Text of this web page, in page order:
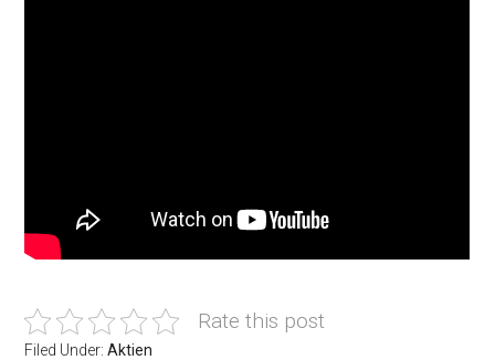
Rate this post
Filed Under:Aktien